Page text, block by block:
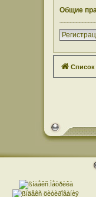
Общие